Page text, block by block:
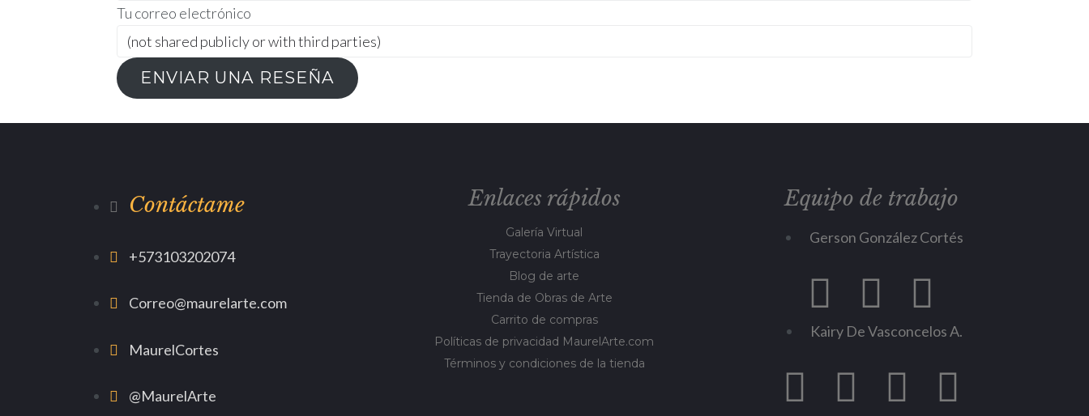
Tu correo electrónico
ENVIAR UNA RESEÑA
Contáctame
+573103202074
Correo@maurelarte.com
MaurelCortes
@MaurelArte
Enlaces rápidos
Galería Virtual
Trayectoria Artística
Blog de arte
Tienda de Obras de Arte
Carrito de compras
Políticas de privacidad MaurelArte.com
Términos y condiciones de la tienda
Equipo de trabajo
Gerson González Cortés
Kairy De Vasconcelos A.